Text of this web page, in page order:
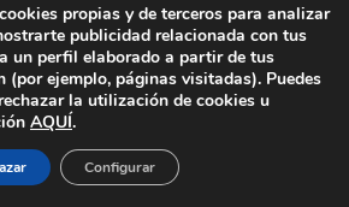
tenía miedo de eso, pero
ese debate interno lo he
comentado constantemente
la profesión. Al final todos
historias con nuestros
propias y de terceros para analizar
publicidad relacionada con tus
un perfil elaborado a partir de tus
(por ejemplo, páginas visitadas). Puedes
la utilización de cookies u
AQUÍ.
Configurar